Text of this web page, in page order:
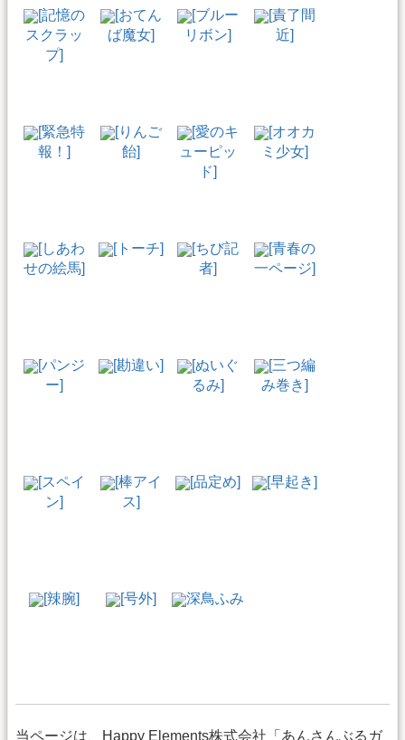
[記憶の
スクラッ
プ]
[おてん
ば魔女]
[ブルー
リボン]
[責了間
近]
[緊急特
報！]
[りんご
飴]
[愛のキ
ューピッ
ド]
[オオカ
ミ少女]
[しあわ
せの絵馬]
[トーチ]
[ちび記
者]
[青春の
一ページ]
[パンジ
ー]
[勘違い]
[ぬいぐ
るみ]
[三つ編
み巻き]
[スペイ
ン]
[棒アイ
ス]
[品定め] [早起き]
[辣腕] [号外] 深鳥ふみ
当ページは、Happy Elements株式会社「あんさんぶるガ